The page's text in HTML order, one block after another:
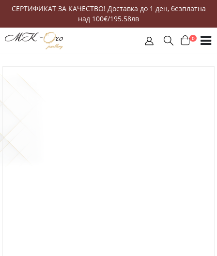
СЕРТИФИКАТ ЗА КАЧЕСТВО! Доставка до 1 ден, безплатна
над 100€/195.58лв
0